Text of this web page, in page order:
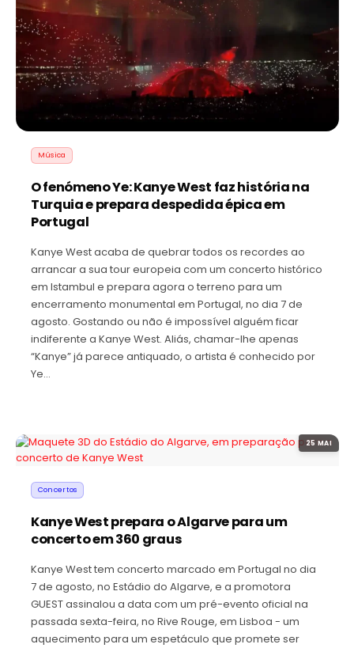
Música
O fenómeno Ye: Kanye West faz história na
Turquia e prepara despedida épica em
Portugal
Kanye West acaba de quebrar todos os recordes ao
arrancar a sua tour europeia com um concerto histórico
em Istambul e prepara agora o terreno para um
encerramento monumental em Portugal, no dia 7 de
agosto. Gostando ou não é impossível alguém ficar
indiferente a Kanye West. Aliás, chamar-lhe apenas
“Kanye” já parece antiquado, o artista é conhecido por
Ye…
25 MAI
Concertos
Kanye West prepara o Algarve para um
concerto em 360 graus
Kanye West tem concerto marcado em Portugal no dia
7 de agosto, no Estádio do Algarve, e a promotora
GUEST assinalou a data com um pré-evento oficial na
passada sexta-feira, no Rive Rouge, em Lisboa - um
aquecimento para um espetáculo que promete ser